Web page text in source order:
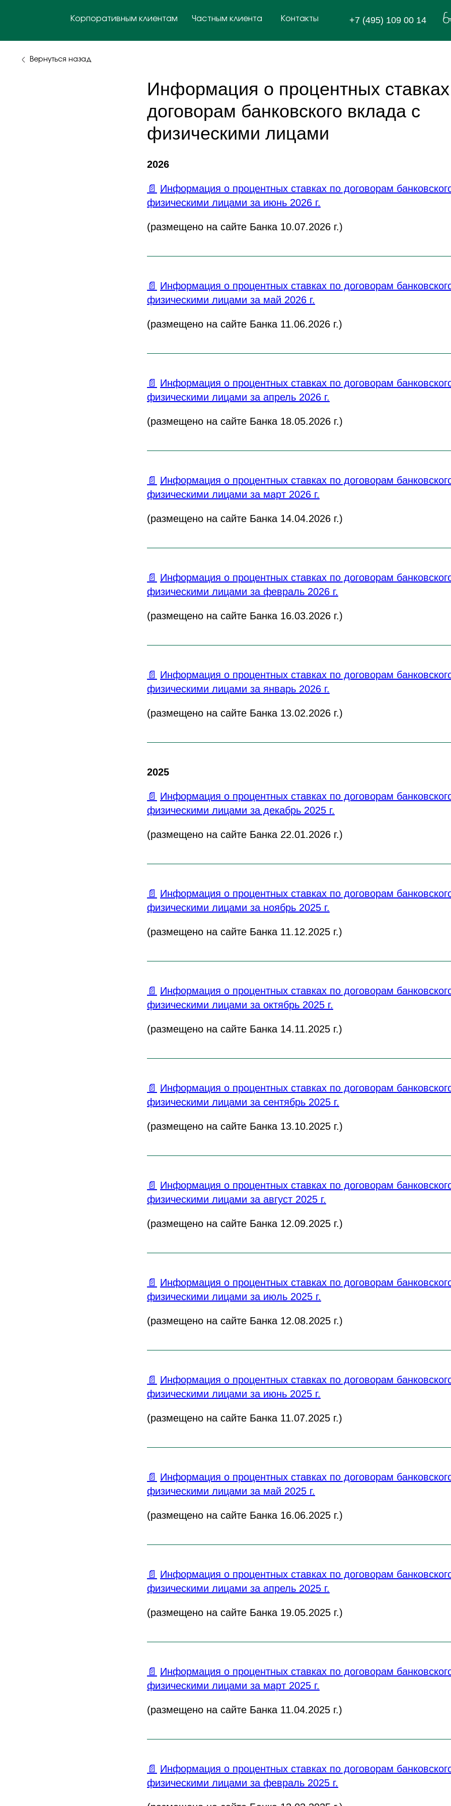
Контакты
Частным клиента
м
Корпоративным клиентам
+7 (495) 109 00 14
Вернуться назад
Информация о процентных
договорам банковского вклада с
физическими лицами
2026
📄 Информация о процентных ставках по договорам
физическими лицами за июнь 2026 г.
(размещено на сайте Банка 10.07.2026 г.)
📄 Информация о процентных ставках по договорам
физическими лицами за май 2026 г.
(размещено на сайте Банка 11.06.2026 г.)
📄 Информация о процентных ставках по договорам
физическими лицами за апрель 2026 г.
(размещено на сайте Банка 18.05.2026 г.)
📄 Информация о процентных ставках по договорам
физическими лицами за март 2026 г.
(размещено на сайте Банка 14.04.2026 г.)
📄 Информация о процентных ставках по договорам
физическими лицами за февраль 2026 г.
(размещено на сайте Банка 16.03.2026 г.)
📄 Информация о процентных ставках по договорам
физическими лицами за январь 2026 г.
(размещено на сайте Банка 13.02.2026 г.)
2025
📄 Информация о процентных ставках по договорам
физическими лицами за декабрь 2025 г.
(размещено на сайте Банка 22.01.2026 г.)
📄 Информация о процентных ставках по договорам
физическими лицами за ноябрь 2025 г.
(размещено на сайте Банка 11.12.2025 г.)
📄 Информация о процентных ставках по договорам
физическими лицами за октябрь 2025 г.
(размещено на сайте Банка 14.11.2025 г.)
📄 Информация о процентных ставках по договорам
физическими лицами за сентябрь 2025 г.
(размещено на сайте Банка 13.10.2025 г.)
📄 Информация о процентных ставках по договорам
физическими лицами за август 2025 г.
(размещено на сайте Банка 12.09.2025 г.)
📄 Информация о процентных ставках по договорам
физическими лицами за июль 2025 г.
(размещено на сайте Банка 12.08.2025 г.)
📄 Информация о процентных ставках по договорам
физическими лицами за июнь 2025 г.
(размещено на сайте Банка 11.07.2025 г.)
📄 Информация о процентных ставках по договорам
физическими лицами за май 2025 г.
(размещено на сайте Банка 16.06.2025 г.)
📄 Информация о процентных ставках по договорам
физическими лицами за апрель 2025 г.
(размещено на сайте Банка 19.05.2025 г.)
📄 Информация о процентных ставках по договорам
физическими лицами за март 2025 г.
(размещено на сайте Банка 11.04.2025 г.)
📄 Информация о процентных ставках по договорам
физическими лицами за февраль 2025 г.